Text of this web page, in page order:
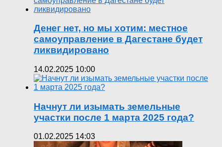
Денег нет, но мы хотим: местное
самоуправление в Дагестане будет
ликвидировано
14.02.2025 10:00
Начнут ли изымать земельные
участки после 1 марта 2025 года?
01.02.2025 14:03